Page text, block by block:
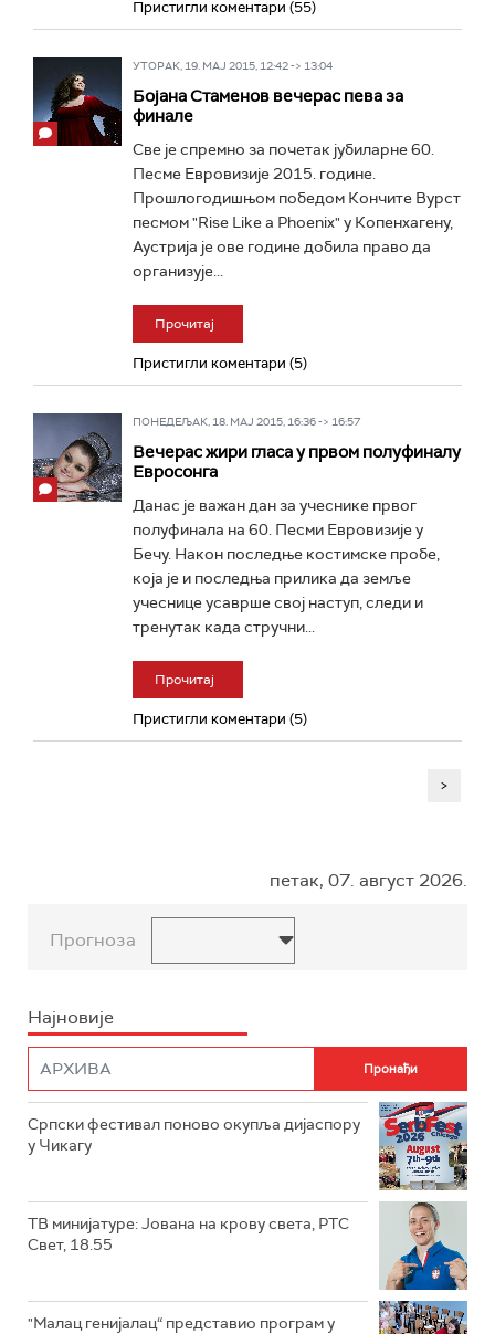
Пристигли коментари (55)
УТОРАК, 19. МАЈ 2015, 12:42 -> 13:04
Бојана Стаменов вечерас пева за
финале
Све је спремно за почетак јубиларне 60.
Песме Евровизије 2015. године.
Прошлогодишњом победом Кончите Вурст
песмом "Rise Like a Phoenix" у Копенхагену,
Аустрија је ове године добила право да
организује...
Прочитај
Пристигли коментари (5)
ПОНЕДЕЉАК, 18. МАЈ 2015, 16:36 -> 16:57
Вечерас жири гласа у првом полуфиналу
Евросонга
Данас је важан дан за учеснике првог
полуфинала на 60. Песми Евровизије у
Бечу. Након последње костимске пробе,
која је и последња прилика да земље
учеснице усаврше свој наступ, следи и
тренутак када стручни...
Прочитај
Пристигли коментари (5)
>
петак, 07. август 2026.
Прогноза
Најновије
Српски фестивал поново окупља дијаспору
у Чикагу
ТВ минијатуре: Јована на крову света, РТС
Свет, 18.55
"Малац генијалац“ представио програм у